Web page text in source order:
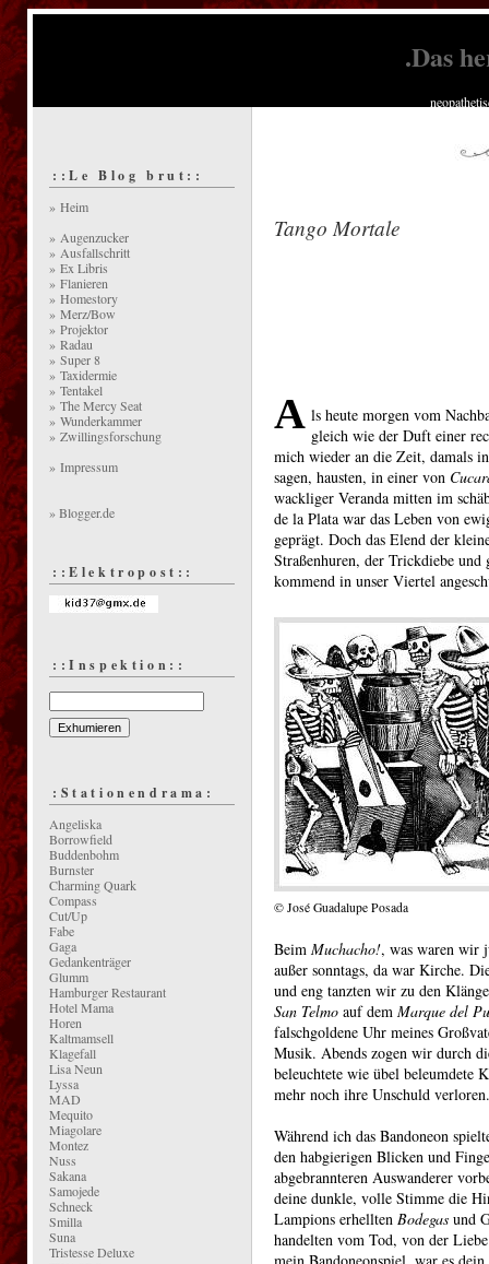
.Das
::Le Blog brut::
» Heim
» Augenzucker
» Ausfallschritt
» Ex Libris
» Flanieren
» Homestory
» Merz/Bow
» Projektor
» Radau
» Super 8
» Taxidermie
» Tentakel
» The Mercy Seat
» Wunderkammer
» Zwillingsforschung
» Impressum
» Blogger.de
::Elektropost::
::Inspektion::
:Stationendrama:
Angeliska
Borrowfield
Buddenbohm
Burnster
Charming Quark
Compass
Cut/Up
Fabe
Gaga
Gedankenträger
Glumm
Hamburger Restaurant
Hotel Mama
Horen
Kaltmamsell
Klagefall
Lisa Neun
Lyssa
MAD
Mequito
Miagolare
Montez
Nuss
Sakana
Samojede
Schneck
Smilla
Suna
Tristesse Deluxe
Tango Mortale
A ls heute morgen vom
gleich wie der Duft einer
mich wieder an die Zeit, damals
sagen, hausten, in einer von
wackliger Veranda mitten im
de la Plata war das Leben von
geprägt. Doch das Elend der
Straßenhuren, der Trickdiebe und
kommend in unser Viertel
© José Guadalupe Posada
Beim Muchacho!, was waren wir
außer sonntags, da war Kirche.
und eng tanzten wir zu den
San Telmo auf dem Marque del
falschgoldene Uhr meines
Musik. Abends zogen wir durch
beleuchtete wie übel beleumdete
mehr noch ihre Unschuld verloren.
Während ich das Bandoneon
den habgierigen Blicken und
abgebrannteren Auswanderer
deine dunkle, volle Stimme die
Lampions erhellten Bodegas und
handelten vom Tod, von der